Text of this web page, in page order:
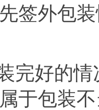
签外包
完好的
于包装